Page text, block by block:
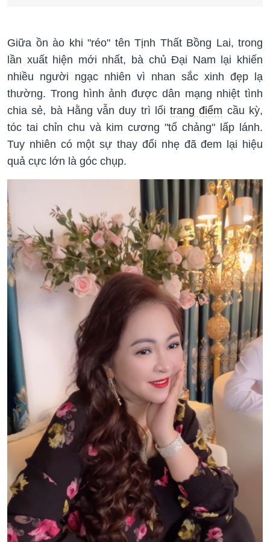
Giữa ồn ào khi "réo" tên Tịnh Thất Bồng Lai, trong
lần xuất hiện mới nhất, bà chủ Đại Nam lại khiến
nhiều người ngạc nhiên vì nhan sắc xinh đẹp lạ
thường. Trong hình ảnh được dân mạng nhiệt tình
chia sẻ, bà Hằng vẫn duy trì lốitrang điểm cầu kỳ,
tóc tai chỉn chu và kim cương "tổ chảng" lấp lánh.
Tuy nhiên có một sự thay đổi nhẹ đã đem lại hiệu
quả cực lớn là góc chụp.